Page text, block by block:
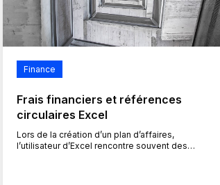
Finance
Frais financiers et références
circulaires Excel
Lors de la création d’un plan d’affaires,
l’utilisateur d’Excel rencontre souvent des